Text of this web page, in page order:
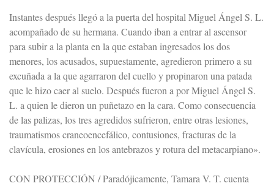
Instantes después llegó a la puerta del hospital Miguel Ángel S. L.
acompañado de su hermana. Cuando iban a entrar al ascensor
para subir a la planta en la que estaban ingresados los dos
menores, los acusados, supuestamente, agredieron primero a su
excuñada a la que agarraron del cuello y propinaron una patada
que le hizo caer al suelo. Después fueron a por Miguel Ángel S.
L. a quien le dieron un puñetazo en la cara. Como consecuencia
de las palizas, los tres agredidos sufrieron, entre otras lesiones,
traumatismos craneoencefálico, contusiones, fracturas de la
clavícula, erosiones en los antebrazos y rotura del metacarpiano».
CON PROTECCIÓN / Paradójicamente, Tamara V. T. cuenta